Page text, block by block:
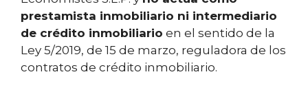
prestamista inmobiliario ni intermediario
de crédito inmobiliario en el sentido de la
Ley 5/2019, de 15 de marzo, reguladora de los
contratos de crédito inmobiliario.